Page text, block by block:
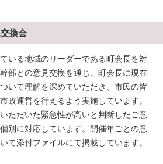
換会
いる地域のリーダーである町会長を対
部との意見交換を通じ、町会長に現在
いて理解を深めていただき、市民の皆
政運営を行えるよう実施しています。
ただいた緊急性が高いと判断したご意
別に対応しています。開催年ごとの意
て添付ファイルにて掲載しています。